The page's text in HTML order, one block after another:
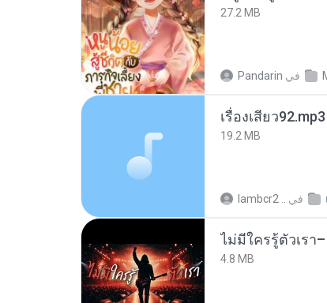
27.2 MB
Pandarin في
เรื่องเสียว92.mp3
19.2 MB
lambcr2 .. في
4.8 MB